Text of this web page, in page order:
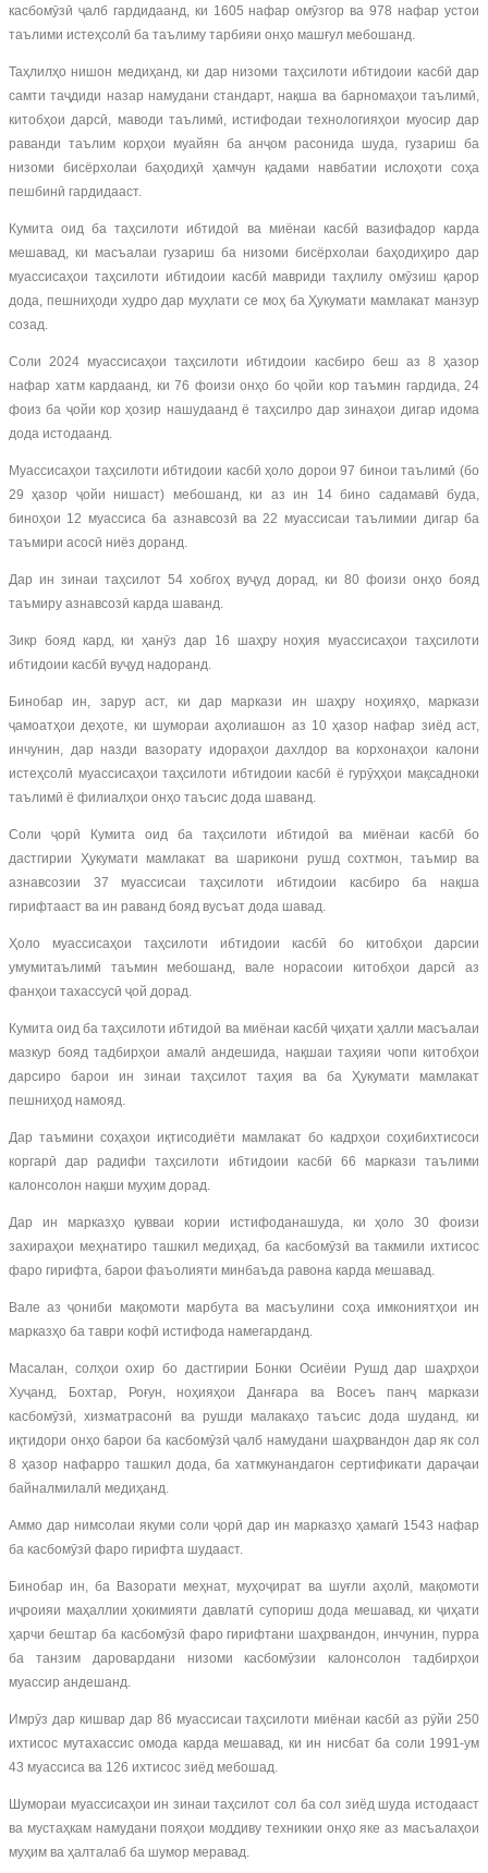
касбомӯзӣ ҷалб гардидаанд, ки 1605 нафар омӯзгор ва 978 нафар устои
таълими истеҳсолӣ ба таълиму тарбияи онҳо машғул мебошанд.
Таҳлилҳо нишон медиҳанд, ки дар низоми таҳсилоти ибтидоии касбӣ дар
самти таҷдиди назар намудани стандарт, нақша ва барномаҳои таълимӣ,
китобҳои дарсӣ, маводи таълимӣ, истифодаи технологияҳои муосир дар
раванди таълим корҳои муайян ба анҷом расонида шуда, гузариш ба
низоми бисёрхолаи баҳодиҳӣ ҳамчун қадами навбатии ислоҳоти соҳа
пешбинӣ гардидааст.
Кумита оид ба таҳсилоти ибтидоӣ ва миёнаи касбӣ вазифадор карда
мешавад, ки масъалаи гузариш ба низоми бисёрхолаи баҳодиҳиро дар
муассисаҳои таҳсилоти ибтидоии касбӣ мавриди таҳлилу омӯзиш қарор
дода, пешниҳоди худро дар муҳлати се моҳ ба Ҳукумати мамлакат манзур
созад.
Соли 2024 муассисаҳои таҳсилоти ибтидоии касбиро беш аз 8 ҳазор
нафар хатм кардаанд, ки 76 фоизи онҳо бо ҷойи кор таъмин гардида, 24
фоиз ба ҷойи кор ҳозир нашудаанд ё таҳсилро дар зинаҳои дигар идома
дода истодаанд.
Муассисаҳои таҳсилоти ибтидоии касбӣ ҳоло дорои 97 бинои таълимӣ (бо
29 ҳазор ҷойи нишаст) мебошанд, ки аз ин 14 бино садамавӣ буда,
биноҳои 12 муассиса ба азнавсозӣ ва 22 муассисаи таълимии дигар ба
таъмири асосӣ ниёз доранд.
Дар ин зинаи таҳсилот 54 хобгоҳ вуҷуд дорад, ки 80 фоизи онҳо бояд
таъмиру азнавсозӣ карда шаванд.
Зикр бояд кард, ки ҳанӯз дар 16 шаҳру ноҳия муассисаҳои таҳсилоти
ибтидоии касбӣ вуҷуд надоранд.
Бинобар ин, зарур аст, ки дар маркази ин шаҳру ноҳияҳо, маркази
ҷамоатҳои деҳоте, ки шумораи аҳолиашон аз 10 ҳазор нафар зиёд аст,
инчунин, дар назди вазорату идораҳои дахлдор ва корхонаҳои калони
истеҳсолӣ муассисаҳои таҳсилоти ибтидоии касбӣ ё гурӯҳҳои мақсадноки
таълимӣ ё филиалҳои онҳо таъсис дода шаванд.
Соли ҷорӣ Кумита оид ба таҳсилоти ибтидоӣ ва миёнаи касбӣ бо
дастгирии Ҳукумати мамлакат ва шарикони рушд сохтмон, таъмир ва
азнавсозии 37 муассисаи таҳсилоти ибтидоии касбиро ба нақша
гирифтааст ва ин раванд бояд вусъат дода шавад.
Ҳоло муассисаҳои таҳсилоти ибтидоии касбӣ бо китобҳои дарсии
умумитаълимӣ таъмин мебошанд, вале норасоии китобҳои дарсӣ аз
фанҳои тахассусӣ ҷой дорад.
Кумита оид ба таҳсилоти ибтидоӣ ва миёнаи касбӣ ҷиҳати ҳалли масъалаи
мазкур бояд тадбирҳои амалӣ андешида, нақшаи таҳияи чопи китобҳои
дарсиро барои ин зинаи таҳсилот таҳия ва ба Ҳукумати мамлакат
пешниҳод намояд.
Дар таъмини соҳаҳои иқтисодиёти мамлакат бо кадрҳои соҳибихтисоси
коргарӣ дар радифи таҳсилоти ибтидоии касбӣ 66 маркази таълими
калонсолон нақши муҳим дорад.
Дар ин марказҳо қувваи кории истифоданашуда, ки ҳоло 30 фоизи
захираҳои меҳнатиро ташкил медиҳад, ба касбомӯзӣ ва такмили ихтисос
фаро гирифта, барои фаъолияти минбаъда равона карда мешавад.
Вале аз ҷониби мақомоти марбута ва масъулини соҳа имкониятҳои ин
марказҳо ба таври кофӣ истифода намегарданд.
Масалан, солҳои охир бо дастгирии Бонки Осиёии Рушд дар шаҳрҳои
Хуҷанд, Бохтар, Роғун, ноҳияҳои Данғара ва Восеъ панҷ маркази
касбомӯзӣ, хизматрасонӣ ва рушди малакаҳо таъсис дода шуданд, ки
иқтидори онҳо барои ба касбомӯзӣ ҷалб намудани шаҳрвандон дар як сол
8 ҳазор нафарро ташкил дода, ба хатмкунандагон сертификати дараҷаи
байналмилалӣ медиҳанд.
Аммо дар нимсолаи якуми соли ҷорӣ дар ин марказҳо ҳамагӣ 1543 нафар
ба касбомӯзӣ фаро гирифта шудааст.
Бинобар ин, ба Вазорати меҳнат, муҳоҷират ва шуғли аҳолӣ, мақомоти
иҷроияи маҳаллии ҳокимияти давлатӣ супориш дода мешавад, ки ҷиҳати
ҳарчи бештар ба касбомӯзӣ фаро гирифтани шаҳрвандон, инчунин, пурра
ба танзим даровардани низоми касбомӯзии калонсолон тадбирҳои
муассир андешанд.
Имрӯз дар кишвар дар 86 муассисаи таҳсилоти миёнаи касбӣ аз рӯйи 250
ихтисос мутахассис омода карда мешавад, ки ин нисбат ба соли 1991-ум
43 муассиса ва 126 ихтисос зиёд мебошад.
Шумораи муассисаҳои ин зинаи таҳсилот сол ба сол зиёд шуда истодааст
ва мустаҳкам намудани пояҳои моддиву техникии онҳо яке аз масъалаҳои
муҳим ва ҳалталаб ба шумор меравад.